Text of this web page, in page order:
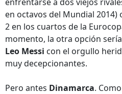
en octavos del Mundial 2014)
2 en los cuartos de la
momento, la otra opción
Leo Messi con el orgullo
muy decepcionantes.
Pero antes Dinamarca.